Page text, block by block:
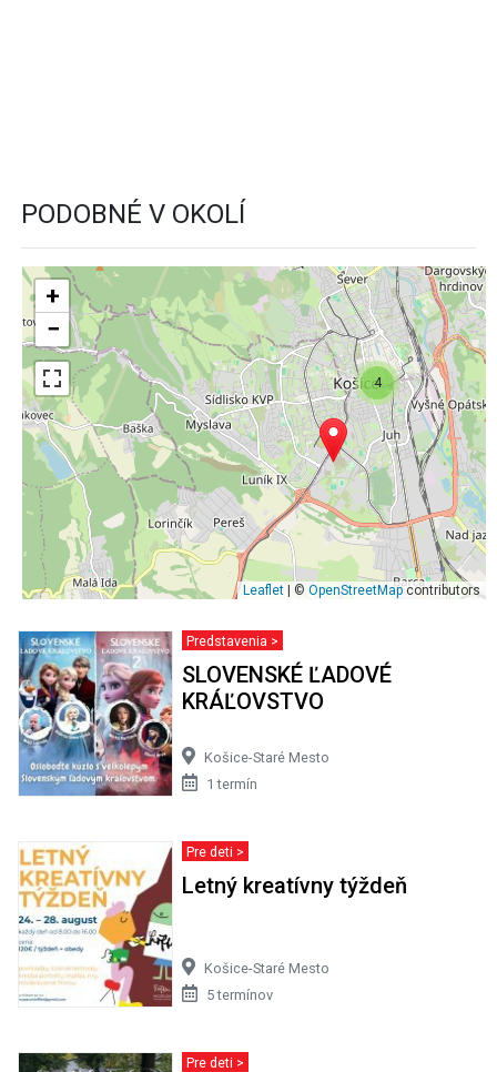
PODOBNÉ V OKOLÍ
4
+
−
Leaflet | © OpenStreetMapcontributors
Predstavenia >
SLOVENSKÉ ĽADOVÉ
KRÁĽOVSTVO
Košice-Staré Mesto
1 termín
Pre deti >
Letný kreatívny týždeň
Košice-Staré Mesto
5 termínov
Pre deti >